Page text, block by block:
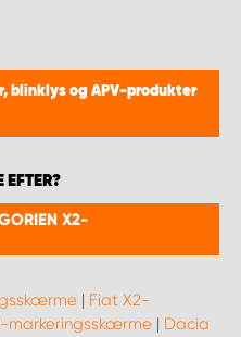
blinklys og APV-produkter
EFTER?
X2-
| Fiat X2-
markeringsskærme| Dacia